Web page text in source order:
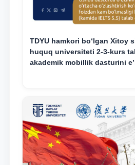
TDYU hamkori bo‘lgan Xitoy
huquq universiteti 2-3-kurs
akademik mobillik dasturini